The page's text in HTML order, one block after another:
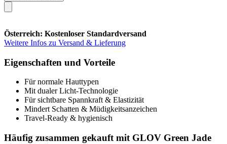
Österreich: Kostenloser Standardversand
Weitere Infos zu Versand & Lieferung
Eigenschaften und Vorteile
Für normale Hauttypen
Mit dualer Licht-Technologie
Für sichtbare Spannkraft & Elastizität
Mindert Schatten & Müdigkeitsanzeichen
Travel-Ready & hygienisch
Häufig zusammen gekauft mit GLOV Green Jade